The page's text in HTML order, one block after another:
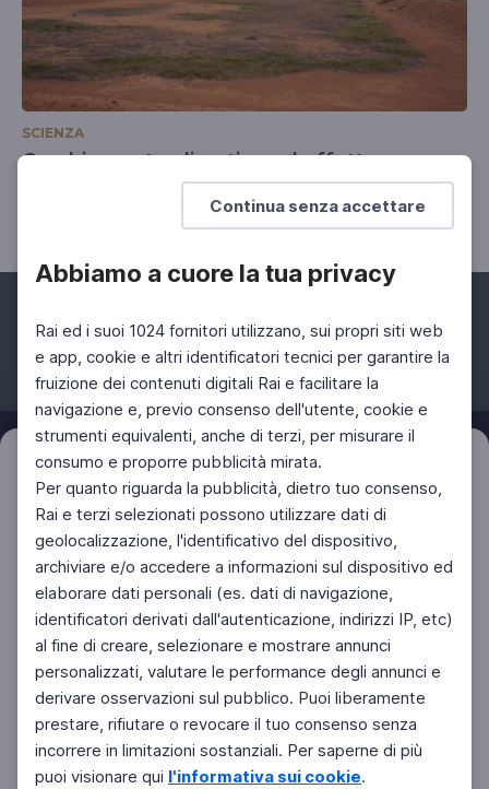
Continua senza accettare
Abbiamo a cuore la tua privacy
Rai ed i suoi 1024 fornitori utilizzano, sui propri siti web
e app, cookie e altri identificatori tecnici per garantire la
fruizione dei contenuti digitali Rai e facilitare la
navigazione e, previo consenso dell'utente, cookie e
strumenti equivalenti, anche di terzi, per misurare il
consumo e proporre pubblicità mirata.
Per quanto riguarda la pubblicità, dietro tuo consenso,
Rai e terzi selezionati possono utilizzare dati di
geolocalizzazione, l'identificativo del dispositivo,
archiviare e/o accedere a informazioni sul dispositivo ed
elaborare dati personali (es. dati di navigazione,
identificatori derivati dall'autenticazione, indirizzi IP, etc)
al fine di creare, selezionare e mostrare annunci
personalizzati, valutare le performance degli annunci e
derivare osservazioni sul pubblico. Puoi liberamente
prestare, rifiutare o revocare il tuo consenso senza
incorrere in limitazioni sostanziali. Per saperne di più
puoi visionare qui l'informativa sui cookie.
SCIENZA
Cambiamento climatico ed effetto serra
Filtri
Facebook Instagram Twitter